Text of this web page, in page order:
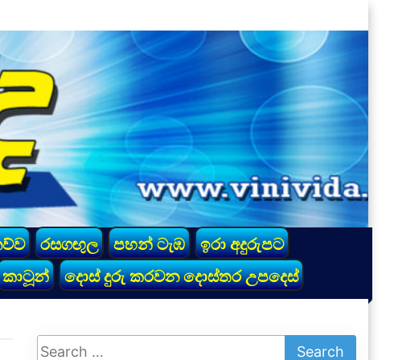
රසගඟුල පහන් ටැඹ
ඉරා අදුරුපට
කාටූන් දොස් දුරු කරවන දොස්තර උපදෙස්